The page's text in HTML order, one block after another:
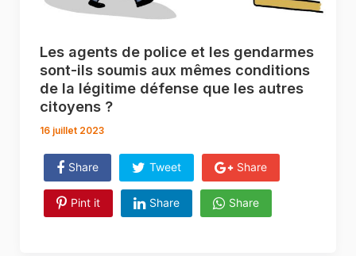
Les agents de police et les gendarmes
sont-ils soumis aux mêmes conditions
de la légitime défense que les autres
citoyens ?
16 juillet 2023
Share Tweet Share
Pint it Share Share